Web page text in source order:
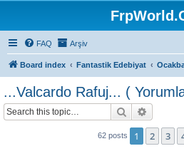
FAQ Arşiv
Board index Fantastik Edebiyat
...Valcardo Rafuj... (
Search
62 posts 1 2 3